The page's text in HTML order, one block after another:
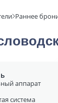
Раннее
аппарат
система